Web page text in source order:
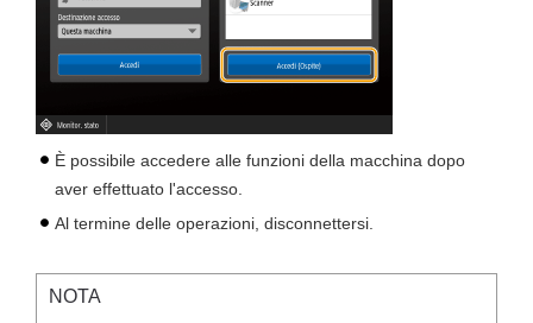
È possibile accedere alle funzioni della macchina dopo
aver effettuato l'accesso.
Al termine delle operazioni, disconnettersi.
NOTA